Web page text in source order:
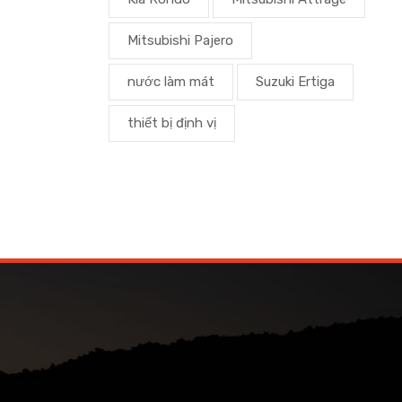
Mitsubishi Pajero
nước làm mát Suzuki Ertiga
thiết bị định vị